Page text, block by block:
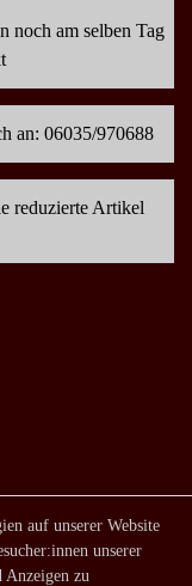
noch am selben Tag
an: 06035/970688
reduzierte Artikel
auf unserer Website
unserer
Anzeigen zu